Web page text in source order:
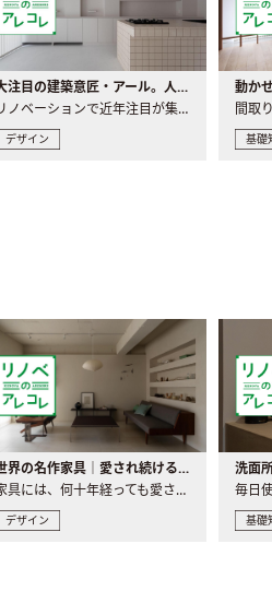
大注目の建築意匠・アール。人気の理由と空間に取り入れるポイント
リノベーションで近年注目が集まる建築意匠の一つであるアール..
デザイン 基礎
世界の名作家具｜愛され続ける理由と一生モノとの出会い方
家具には、何十年経っても愛され続ける「名作」と呼ばれるもの..
デザイン 基礎